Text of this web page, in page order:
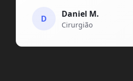
D Daniel M.
Cirurgião